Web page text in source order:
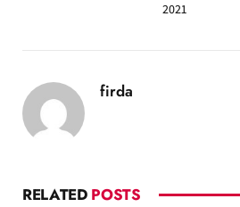
2021
firda
RELATED POSTS